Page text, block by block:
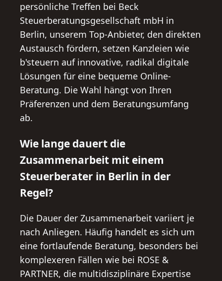
persönliche Treffen bei Beck
Steuerberatungsgesellschaft mbH in
Berlin, unserem Top-Anbieter, den direkten
Austausch fördern, setzen Kanzleien wie
b'steuern auf innovative, radikal digitale
Lösungen für eine bequeme Online-
Beratung. Die Wahl hängt von Ihren
Präferenzen und dem Beratungsumfang
ab.
Wie lange dauert die
Zusammenarbeit mit einem
Steuerberater in Berlin in der
Regel?
Die Dauer der Zusammenarbeit variiert je
nach Anliegen. Häufig handelt es sich um
eine fortlaufende Beratung, besonders bei
komplexeren Fällen wie bei ROSE &
PARTNER, die multidisziplinäre Expertise